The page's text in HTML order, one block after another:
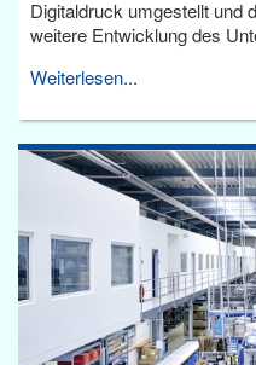
Digitaldruck umgestellt und
weitere Entwicklung des
Weiterlesen...